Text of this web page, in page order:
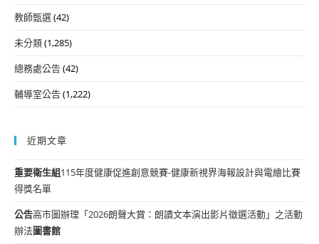
教師甄選(42)
未分類(1,285)
總務處公告(42)
輔導室公告(1,222)
近期文章
重要衛生組115年度健康促進創意競賽-健康新視界海報設計與電繪比賽
得獎名單
公告高市圖辦理「2026朗聲大賞：朗讀文本演出影片徵選活動」之活動
辦法圖書館